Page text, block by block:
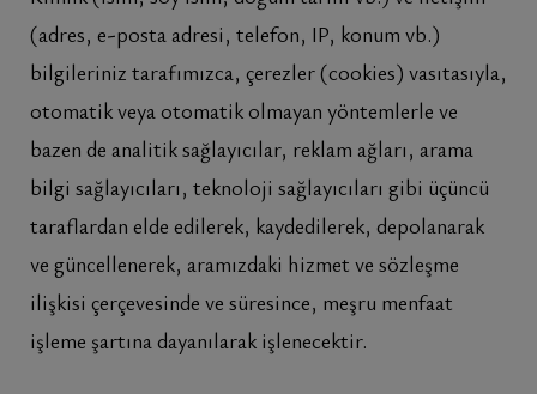
(adres, e-posta adresi, telefon, IP, konum vb.)
bilgileriniz tarafımızca, çerezler (cookies) vasıtasıyla,
otomatik veya otomatik olmayan yöntemlerle ve
bazen de analitik sağlayıcılar, reklam ağları, arama
bilgi sağlayıcıları, teknoloji sağlayıcıları gibi üçüncü
taraflardan elde edilerek, kaydedilerek, depolanarak
ve güncellenerek, aramızdaki hizmet ve sözleşme
ilişkisi çerçevesinde ve süresince, meşru menfaat
işleme şartına dayanılarak işlenecektir.